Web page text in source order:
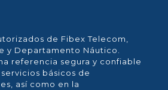
de Fibex Telecom,
y Departamento Náutico.
referencia segura y confiable
básicos de
así como en la